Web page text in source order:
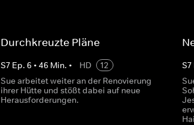
Durchkreuzte Pläne
S7 Ep.6 •46 Min. • HD
12
Sue arbeitet weiter an der Renovierung
ihrer Hütte und stößt dabei auf neue
Herausforderungen.
S7